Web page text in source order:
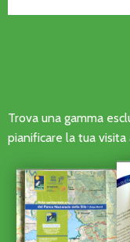
Trova una gamma
pianificare la tua